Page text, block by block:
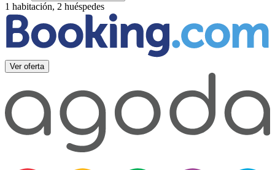
1 habitación, 2 huéspedes
Ver oferta